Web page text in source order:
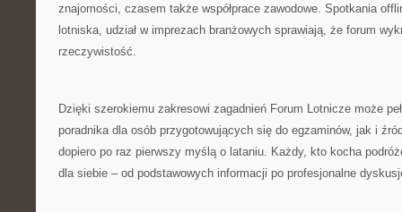
znajomości, czasem także współprace zawodowe. Spotkania
lotniska, udział w imprezach branżowych sprawiają, że forum
rzeczywistość.
Dzięki szerokiemu zakresowi zagadnień Forum Lotnicze może
poradnika dla osób przygotowujących się do egzaminów, jak i
dopiero po raz pierwszy myślą o lataniu. Każdy, kto kocha
dla siebie – od podstawowych informacji po profesjonalne